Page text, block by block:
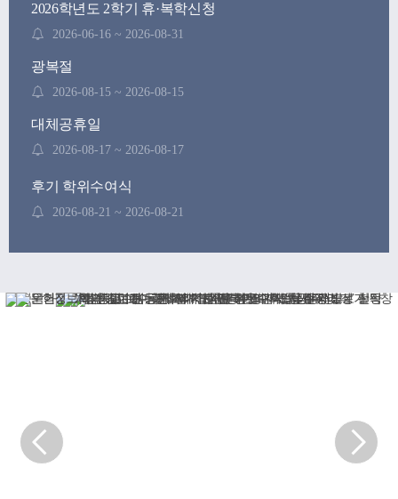
2026학년도 2학기 휴·복학신청
2026-06-16 ~ 2026-08-31
광복절
2026-08-15 ~ 2026-08-15
대체공휴일
2026-08-17 ~ 2026-08-17
후기 학위수여식
2026-08-21 ~ 2026-08-21